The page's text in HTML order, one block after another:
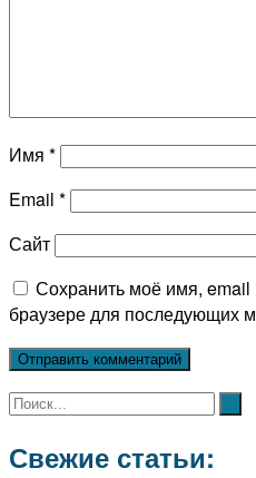
Имя *
Email *
Сайт
Сохранить моё имя, email
браузере для последующих
Свежие статьи: